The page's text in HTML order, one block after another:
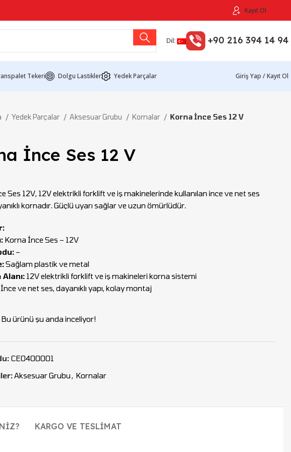
Kayıt Ol
Dil: +90 216 394 14 94
Tekeri Dolgu Lastikler Yedek Parçalar Giriş Yap / Kayıt Ol
Yedek Parçalar Aksesuar Grubu Kornalar Korna İnce Ses 12 V
İnce Ses 12 V
Ses 12V, 12V elektrikli forklift ve iş makinelerinde kullanılan ince ve net ses
kornadır. Güçlü uyarı sağlar ve uzun ömürlüdür.
Korna İnce Ses – 12V
–
Sağlam plastik ve metal
Alanı: 12V elektrikli forklift ve iş makineleri korna sistemi
İnce ve net ses, dayanıklı yapı, kolay montaj
Bu ürünü şu anda inceliyor!
CEO400001
Aksesuar Grubu, Kornalar
KARGO VE TESLIMAT